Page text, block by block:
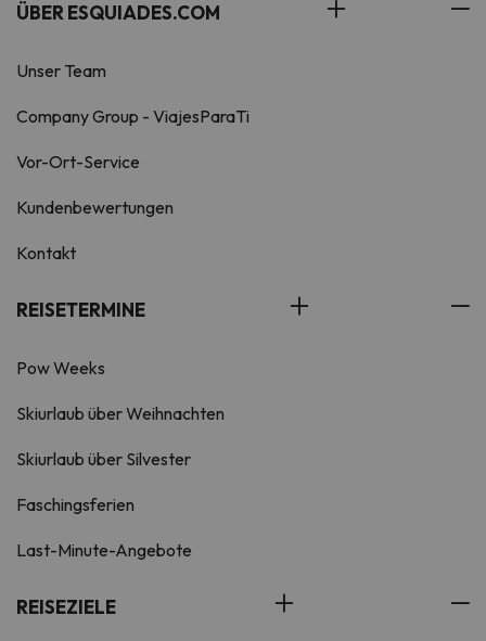
ÜBER ESQUIADES.COM
Unser Team
Company Group - ViajesParaTi
Vor-Ort-Service
Kundenbewertungen
Kontakt
REISETERMINE
Pow Weeks
Skiurlaub über Weihnachten
Skiurlaub über Silvester
Faschingsferien
Last-Minute-Angebote
REISEZIELE